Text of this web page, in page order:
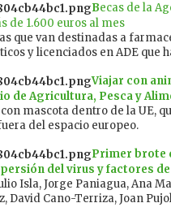
Becas de la
de 1.600 euros al mes
que van destinadas a
y licenciados en ADE que
Viajar con
de Agricultura, Pesca y
mascota dentro de la UE,
del espacio europeo.
Primer brote
del virus y factores
Isla, Jorge Paniagua, Ana
David Cano-Terriza, Joan